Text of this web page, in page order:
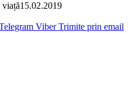
viață15.02.2019
Viber Trimite prin email